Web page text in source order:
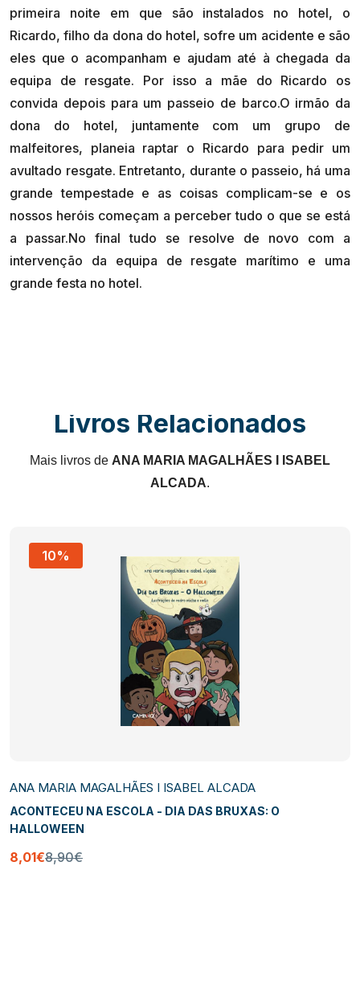
primeira noite em que são instalados no hotel, o
Ricardo, filho da dona do hotel, sofre um acidente e são
eles que o acompanham e ajudam até à chegada da
equipa de resgate. Por isso a mãe do Ricardo os
convida depois para um passeio de barco.O irmão da
dona do hotel, juntamente com um grupo de
malfeitores, planeia raptar o Ricardo para pedir um
avultado resgate. Entretanto, durante o passeio, há uma
grande tempestade e as coisas complicam-se e os
nossos heróis começam a perceber tudo o que se está
a passar.No final tudo se resolve de novo com a
intervenção da equipa de resgate marítimo e uma
Livros Relacionados
Mais livros de ANA MARIA MAGALHÃES I ISABEL
ALCADA.
10%
ANA MARIA MAGALHÃES I ISABEL ALCADA
ACONTECEU NA ESCOLA - DIA DAS BRUXAS: O
HALLOWEEN
8,01€8,90€